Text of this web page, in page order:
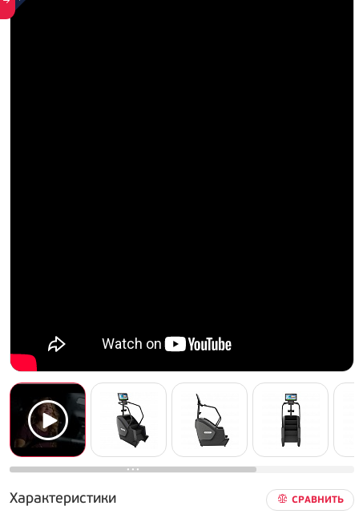
Характеристики СРАВНИТЬ